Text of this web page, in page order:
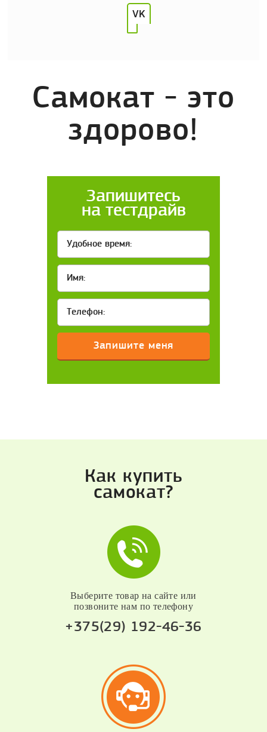
VK
Самокат - это
здорово!
Запишитесь
на тестдрайв
Как купить
самокат?
Выберите товар на сайте или
позвоните нам по телефону
+375(29) 192-46-36